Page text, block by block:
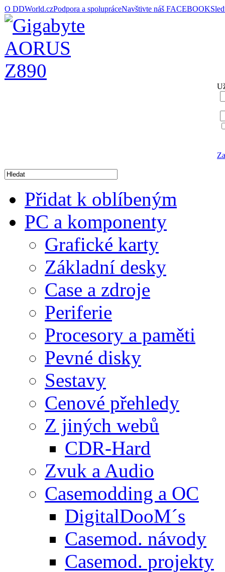
O DDWorld.czPodpora a spolupráceNavštivte náš FACEBOOK
Přidat k oblíbeným
PC a komponenty
Grafické karty
Základní desky
Case a zdroje
Periferie
Procesory a paměti
Pevné disky
Sestavy
Cenové přehledy
Z jiných webů
CDR-Hard
Zvuk a Audio
Casemodding a OC
DigitalDooM´s
Casemod. návody
Casemod. projekty